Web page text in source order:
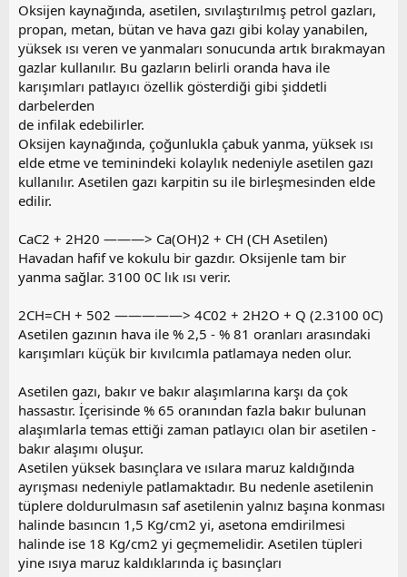
Oksijen kaynağında, asetilen, sıvılaştırılmış petrol gazları,
propan, metan, bütan ve hava gazı gibi kolay yanabilen,
yüksek ısı veren ve yanmaları sonucunda artık bırakmayan
gazlar kullanılır. Bu gazların belirli oranda hava ile
karışımları patlayıcı özellik gösterdiği gibi şiddetli
darbelerden
de infilak edebilirler.
Oksijen kaynağında, çoğunlukla çabuk yanma, yüksek ısı
elde etme ve teminindeki kolaylık nedeniyle asetilen gazı
kullanılır. Asetilen gazı karpitin su ile birleşmesinden elde
edilir.
CaC2 + 2H20 ———> Ca(OH)2 + CH (CH Asetilen)
Havadan hafif ve kokulu bir gazdır. Oksijenle tam bir
yanma sağlar. 3100 0C lık ısı verir.
2CH=CH + 502 —————> 4C02 + 2H2O + Q (2.3100 0C)
Asetilen gazının hava ile % 2,5 - % 81 oranları arasındaki
karışımları küçük bir kıvılcımla patlamaya neden olur.
Asetilen gazı, bakır ve bakır alaşımlarına karşı da çok
hassastır. İçerisinde % 65 oranından fazla bakır bulunan
alaşımlarla temas ettiği zaman patlayıcı olan bir asetilen -
bakır alaşımı oluşur.
Asetilen yüksek basınçlara ve ısılara maruz kaldığında
ayrışması nedeniyle patlamaktadır. Bu nedenle asetilenin
tüplere doldurulmasın saf asetilenin yalnız başına konması
halinde basıncın 1,5 Kg/cm2 yi, asetona emdirilmesi
halinde ise 18 Kg/cm2 yi geçmemelidir. Asetilen tüpleri
yine ısıya maruz kaldıklarında iç basınçları